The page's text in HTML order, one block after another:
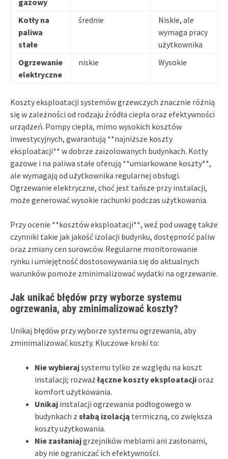
Kotły na
paliwa
stałe
średnie
Niskie, ale
wymaga pracy
użytkownika
Ogrzewanie
elektryczne
niskie Wysokie
Koszty eksploatacji systemów grzewczych znacznie różnią
się w zależności od rodzaju źródła ciepła oraz efektywności
urządzeń. Pompy ciepła, mimo wysokich kosztów
inwestycyjnych, gwarantują **najniższe koszty
eksploatacji** w dobrze zaizolowanych budynkach. Kotły
gazowe i na paliwa stałe oferują **umiarkowane koszty**,
ale wymagają od użytkownika regularnej obsługi.
Ogrzewanie elektryczne, choć jest tańsze przy instalacji,
może generować wysokie rachunki podczas użytkowania.
Przy ocenie **kosztów eksploatacji**, weź pod uwagę także
czynniki takie jak jakość izolacji budynku, dostępność paliw
oraz zmiany cen surowców. Regularne monitorowanie
rynku i umiejętność dostosowywania się do aktualnych
warunków pomoże zminimalizować wydatki na ogrzewanie.
Jak unikać błędów przy wyborze systemu
ogrzewania, aby zminimalizować koszty?
Unikaj błędów przy wyborze systemu ogrzewania, aby
zminimalizować koszty. Kluczowe kroki to:
Nie wybierajsystemu tylko ze względu na koszt
instalacji; rozważłączne koszty eksploatacjioraz
komfort użytkowania.
Unikaj instalacji ogrzewania podłogowego w
budynkach z słabą izolacją termiczną, co zwiększa
koszty użytkowania.
Nie zasłaniajgrzejników meblami ani zasłonami,
aby nie ograniczać ich efektywności.